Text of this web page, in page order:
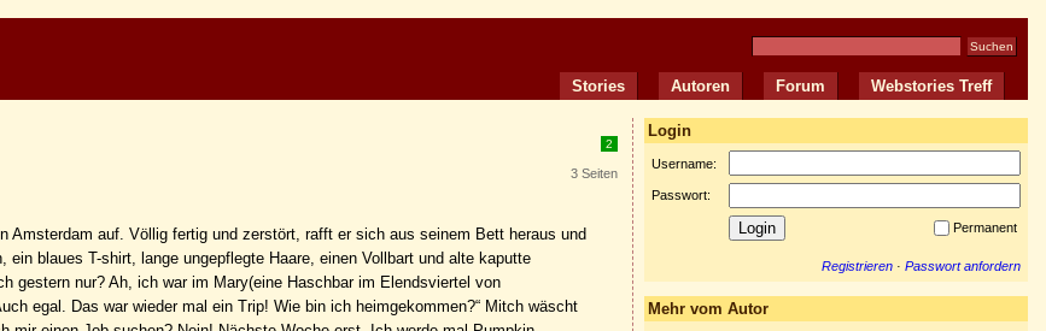
Stories Autoren Forum Webstories Treff
2
3 Seiten
Amsterdam auf. Völlig fertig und zerstört, rafft er sich aus seinem Bett heraus und
blaues T-shirt, lange ungepflegte Haare, einen Vollbart und alte kaputte
gestern nur? Ah, ich war im Mary(eine Haschbar im Elendsviertel von
egal. Das war wieder mal ein Trip! Wie bin ich heimgekommen?“ Mitch wäscht
Login
Username:
Passwort:
Permanent
Registrieren · Passwort anfordern
Mehr vom Autor